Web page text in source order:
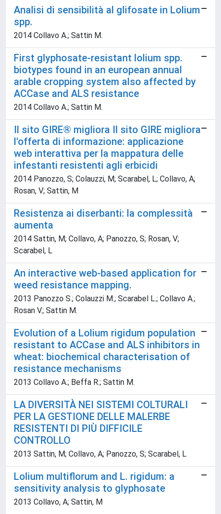
Analisi di sensibilità al glifosate in Lolium
spp.
2014 Collavo A.; Sattin M.
First glyphosate-resistant lolium spp.
biotypes found in an european annual
arable cropping system also affected by
ACCase and ALS resistance
2014 Collavo A.; Sattin M.
Il sito GIRE® migliora Il sito GIRE migliora
l'offerta di informazione: applicazione
web interattiva per la mappatura delle
infestanti resistenti agli erbicidi
2014 Panozzo, S; Colauzzi, M; Scarabel, L; Collavo, A;
Rosan, V; Sattin, M
Resistenza ai diserbanti: la complessità
aumenta
2014 Sattin, M; Collavo, A; Panozzo, S; Rosan, V;
Scarabel, L
An interactive web-based application for
weed resistance mapping.
2013 Panozzo S.; Colauzzi M.; Scarabel L.; Collavo A.;
Rosan V.; Sattin M.
Evolution of a Lolium rigidum population
resistant to ACCase and ALS inhibitors in
wheat: biochemical characterisation of
resistance mechanisms
2013 Collavo A.; Beffa R.; Sattin M.
LA DIVERSITÀ NEI SISTEMI COLTURALI
PER LA GESTIONE DELLE MALERBE
RESISTENTI DI PIÙ DIFFICILE
CONTROLLO
2013 Sattin, M; Collavo, A; Panozzo, S; Scarabel, L
Lolium multiflorum and L. rigidum: a
sensitivity analysis to glyphosate
2013 Collavo, A; Sattin, M